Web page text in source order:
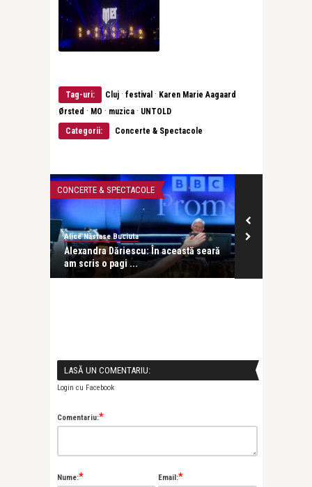
Tag-uri: Cluj · festival · Karen Marie Aagaard
Ørsted · MO · muzica · UNTOLD
Categorii:
Concerte & Spectacole
CONCERTE & SPECTACOLE
Alice Năstase Buciuta
Alexandra Dăriescu: În această seară
am scris o pagi ...
LASĂ UN COMENTARIU:
Login cu Facebook
Comentariu:*
Nume:* Email:*